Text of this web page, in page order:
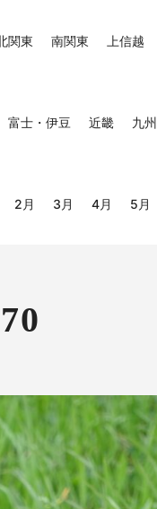
関東 南関東 上信越
富士・伊豆 近畿 九州
2月 3月 4月 5月